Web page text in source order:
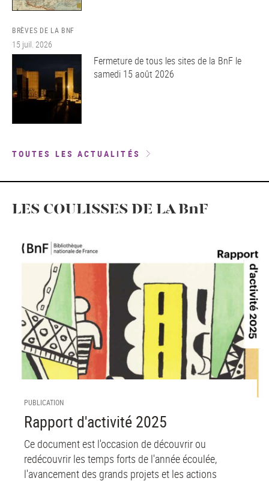
BRÈVES DE LA BNF
15 juil. 2026
Fermeture de tous les sites de la BnF le
samedi 15 août 2026
TOUTES LES ACTUALITÉS
LES COULISSES DE LA BnF
PUBLICATION
Rapport d'activité 2025
Ce document est l'occasion de découvrir ou
redécouvrir les temps forts de l'année écoulée,
l'avancement des grands projets et les actions